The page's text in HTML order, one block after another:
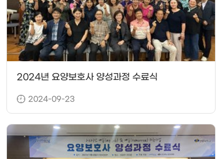
2024년 요양보호사 양성과정 수료식
2024-09-23